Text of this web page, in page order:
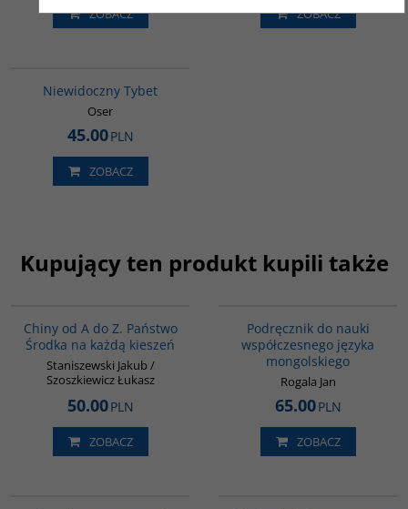
ZOBACZ ZOBACZ
Niewidoczny Tybet
Oser
45.00PLN
ZOBACZ
Kupujący ten produkt kupili także
Chiny od A do Z. Państwo
Środka na każdą kieszeń
Staniszewski Jakub /
Szoszkiewicz Łukasz
50.00PLN
ZOBACZ
Podręcznik do nauki
współczesnego języka
mongolskiego
Rogala Jan
65.00PLN
ZOBACZ